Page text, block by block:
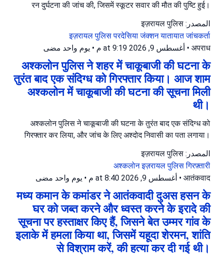
रन दुर्घटना की जांच की, जिसमें स्कूटर सवार की मौत की पुष्टि हुई।
المصدر: इज़रायल पुलिस
इज़रायल पुलिसपरदेसिया जंक्शनयातायात जांचकर्ता
अपराध
• أغسطس 9, 2026 at 9:19 م • يوم واحد مضى
अश्कलोन पुलिस ने शहर में चाकूबाजी की घटना के
तुरंत बाद एक संदिग्ध को गिरफ्तार किया। आज शाम
अश्कलोन में चाकूबाजी की घटना की सूचना मिली
थी।
अश्कलोन पुलिस ने चाकूबाजी की घटना के तुरंत बाद एक संदिग्ध को
गिरफ्तार कर लिया, और जांच के लिए अश्दोद निवासी का पता लगाया।
المصدر: इज़रायल पुलिस
अश्कलोनइज़रायल पुलिसगिरफ़्तारी
आतंकवाद
• أغسطس 9, 2026 at 8:40 م • يوم واحد مضى
मध्य कमान के कमांडर ने आतंकवादी दुअस हसन के
घर को जब्त करने और ध्वस्त करने के इरादे की
सूचना पर हस्ताक्षर किए हैं, जिसने बेत उम्मर गांव के
इलाके में हमला किया था, जिसमें यहूदा शेरमन, शांति
से विश्राम करें, की हत्या कर दी गई थी।